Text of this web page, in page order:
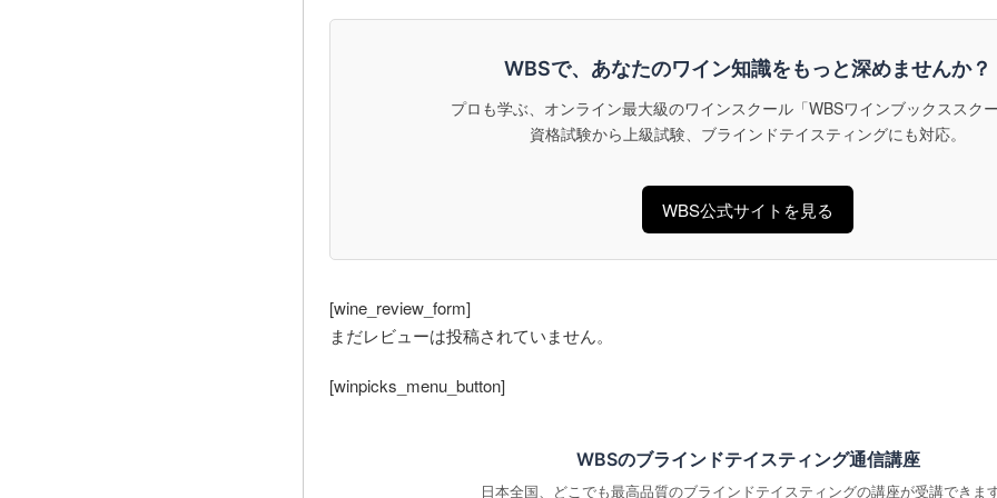
WBSで、あなたのワイン知識をもっと深めませんか？
プロも学ぶ、オンライン最大級のワインスクール「WBSワインブックススクー
資格試験から上級試験、ブラインドテイスティングにも対応。
WBS公式サイトを見る
[wine_review_form]
まだレビューは投稿されていません。
[winpicks_menu_button]
WBSのブラインドテイスティング通信講座
日本全国、どこでも最高品質のブラインドテイスティングの講座が受講できます